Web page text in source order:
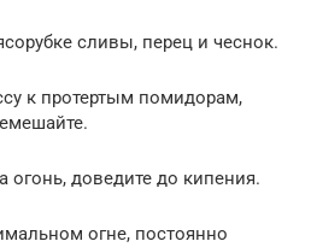
сливы, перец и чеснок.
к протертым помидорам,
огонь, доведите до кипения.
огне, постоянно